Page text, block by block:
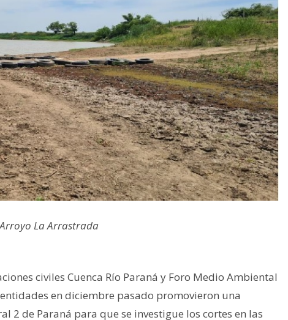
Arroyo La Arrastrada
civiles Cuenca Río Paraná y Foro Medio Ambiental
en diciembre pasado promovieron una
2 de Paraná para que se investigue los cortes en las